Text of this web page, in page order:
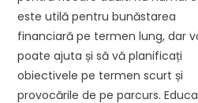
este utilă pentru bunăstarea
financiară pe termen lung, dar
poate ajuta și să vă planificați
obiectivele pe termen scurt și
provocările de pe parcurs.